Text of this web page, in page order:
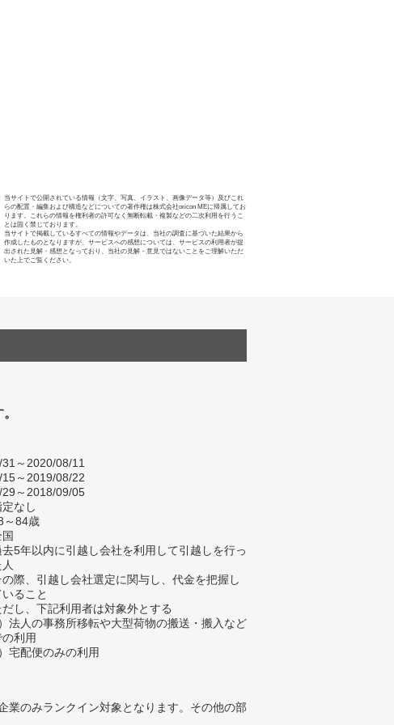
当サイトで公開されている情報（文字、写真、イラスト、画像データ等）及びこれ
らの配置・編集および構造などについての著作権は株式会社oricon MEに帰属してお
ります。これらの情報を権利者の許可なく無断転載・複製などの二次利用を行うこ
とは固く禁じております。
当サイトで掲載しているすべての情報やデータは、当社の調査に基づいた結果から
作成したものとなりますが、サービスへの感想については、サービスの利用者が提
出された見解・感想となっており、当社の見解・意見ではないことをご理解いただ
いた上でご覧ください。
～2020/08/11
～2019/08/22
～2018/09/05
なし
～84歳
5年以内に引越し会社を利用して引越しを行っ
の際、引越し会社選定に関与し、代金を把握し
いること
だし、下記利用者は対象外とする
法人の事務所移転や大型荷物の搬送・搬入など
の利用
宅配便のみの利用
のみランクイン対象となります。その他の部